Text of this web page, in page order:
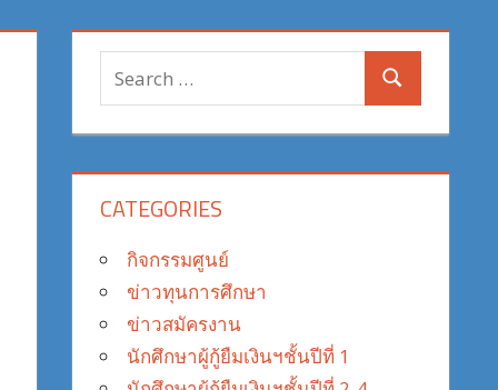
Search
for:
Search
CATEGORIES
กิจกรรมศูนย์
ข่าวทุนการศึกษา
ข่าวสมัครงาน
นักศึกษาผู้กู้ยืมเงินฯชั้นปีที่ 1